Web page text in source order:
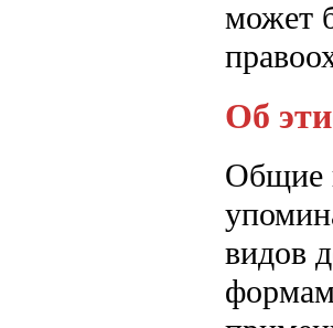
может
Об
Общие
видов